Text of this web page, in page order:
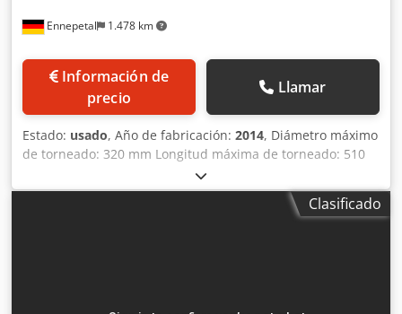
Ennepetal 1.478 km
Información de
precio
Llamar
Estado: usado, Año de fabricación: 2014, Diámetro máximo
de torneado: 320 mm Longitud máxima de torneado: 510
mm Sistema de control: Fanuc Serie i (de serie) Diámetro
máximo de torneado sobre el carro: 250 mm Velocidades
de husillo: de 0 a 6000 rpm (ajustable de forma continua)
Clasificado